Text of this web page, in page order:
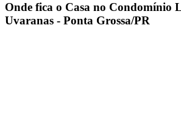
Onde fica o Casa no Condomínio
Uvaranas - Ponta Grossa/PR